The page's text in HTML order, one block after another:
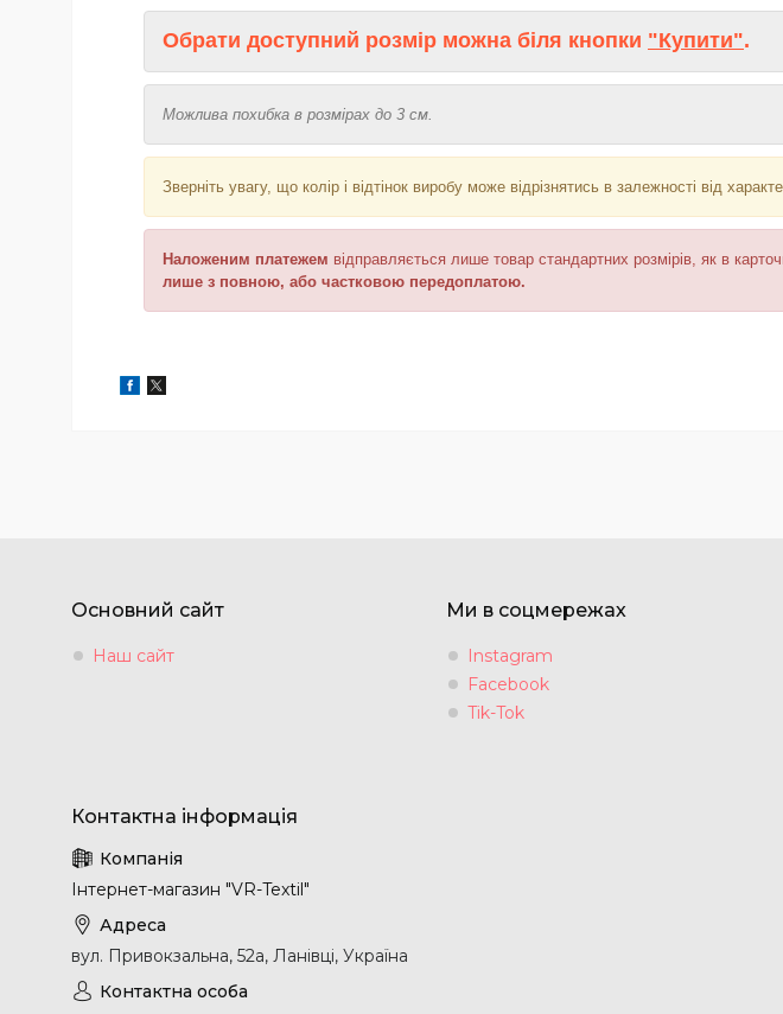
Обрати доступний розмір можна біля кнопки "Купити".
Можлива похибка в розмірах до 3 см.
Зверніть увагу, що колір і відтінок виробу може відрізнятись в залежності від
Наложеним платежем відправляється лише товар стандартних розмірів, як в
лише з повною, або частковою передоплатою.
Основний сайт
Наш сайт
Ми в соцмережах
Instagram
Facebook
Tik-Tok
Інтернет-магазин "VR-Textil"
вул. Привокзальна, 52а, Ланівці, Україна